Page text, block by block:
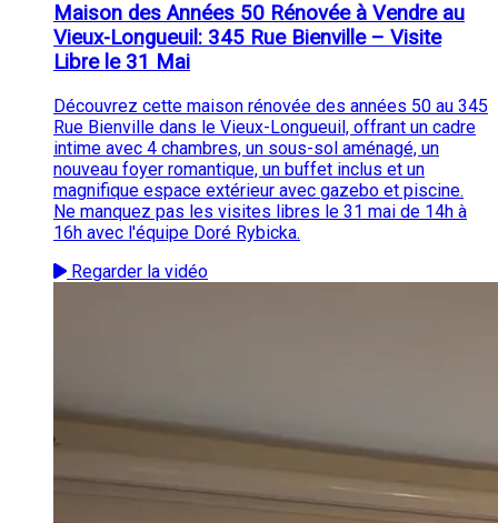
Maison des Années 50 Rénovée à Vendre au
Vieux-Longueuil: 345 Rue Bienville – Visite
Libre le 31 Mai
Découvrez cette maison rénovée des années 50 au 345
Rue Bienville dans le Vieux-Longueuil, offrant un cadre
intime avec 4 chambres, un sous-sol aménagé, un
nouveau foyer romantique, un buffet inclus et un
magnifique espace extérieur avec gazebo et piscine.
Ne manquez pas les visites libres le 31 mai de 14h à
16h avec l'équipe Doré Rybicka.
Regarder la vidéo